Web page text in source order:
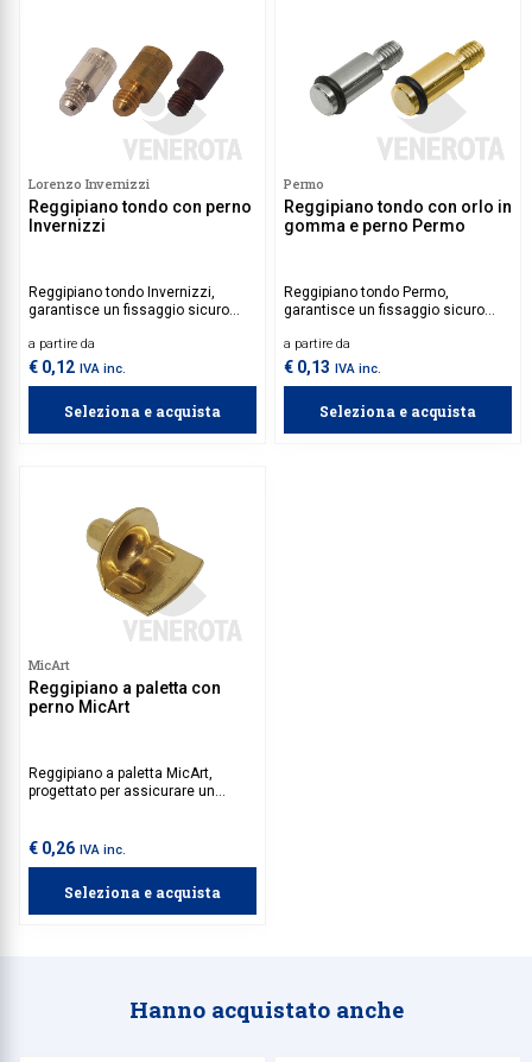
Lorenzo Invernizzi
Reggipiano tondo con perno
Invernizzi
Reggipiano tondo Invernizzi,
garantisce un fissaggio sicuro
per ambienti domestici e
commerciali dove è richiesta
a partire da
€ 0,12 IVA inc.
Seleziona e acquista
Permo
Reggipiano tondo con orlo in
gomma e perno Permo
Reggipiano tondo Permo,
garantisce un fissaggio sicuro
per ambienti domestici e
commerciali dove è richiesta
a partire da
€ 0,13 IVA inc.
Seleziona e acquista
MicArt
Reggipiano a paletta con
perno MicArt
Reggipiano a paletta MicArt,
progettato per assicurare un
e commerciali, rappresenta una
€ 0,26 IVA inc.
Seleziona e acquista
Hanno acquistato anche